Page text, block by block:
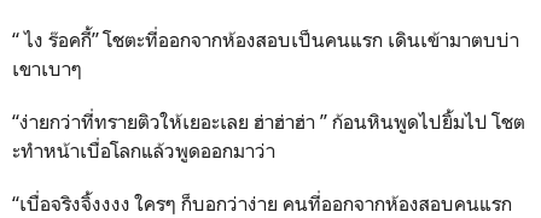
“ ไง ร๊อคกี้” โชตะที่ออกจากห้องสอบเป็นคนแรก เดินเข้ามาตบบ่า
เขาเบาๆ
“ง่ายกว่าที่ทรายติวให้เยอะเลย ฮ่าฮ่าฮ่า ” ก้อนหินพูดไปยิ้มไป โชต
ะทำหน้าเบื่อโลกแล้วพูดออกมาว่า
“เบื่อจริงจิ้งงงง ใครๆ ก็บอกว่าง่าย คนที่ออกจากห้องสอบคนแรก